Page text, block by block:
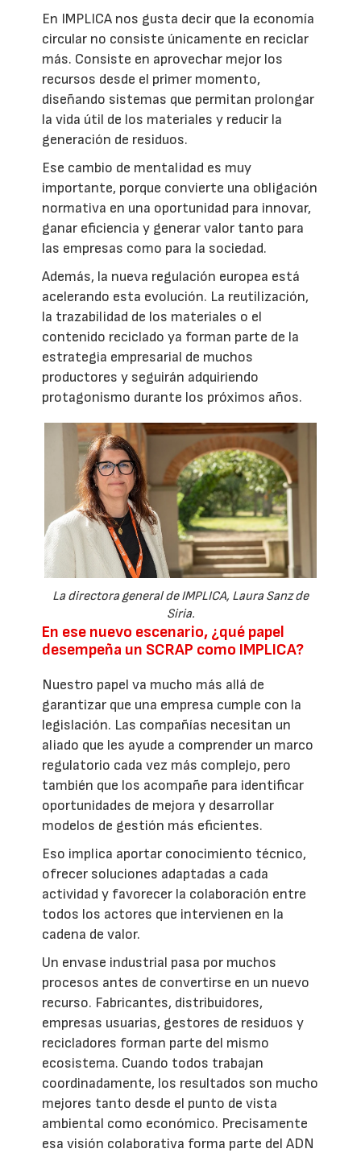
En IMPLICA nos gusta decir que la economía
circular no consiste únicamente en reciclar
más. Consiste en aprovechar mejor los
recursos desde el primer momento,
diseñando sistemas que permitan prolongar
la vida útil de los materiales y reducir la
generación de residuos.
Ese cambio de mentalidad es muy
importante, porque convierte una obligación
normativa en una oportunidad para innovar,
ganar eficiencia y generar valor tanto para
las empresas como para la sociedad.
Además, la nueva regulación europea está
acelerando esta evolución. La reutilización,
la trazabilidad de los materiales o el
contenido reciclado ya forman parte de la
estrategia empresarial de muchos
productores y seguirán adquiriendo
protagonismo durante los próximos años.
La directora general de IMPLICA, Laura Sanz de
Siria.
En ese nuevo escenario, ¿qué papel
desempeña un SCRAP como IMPLICA?
Nuestro papel va mucho más allá de
garantizar que una empresa cumple con la
legislación. Las compañías necesitan un
aliado que les ayude a comprender un marco
regulatorio cada vez más complejo, pero
también que los acompañe para identificar
oportunidades de mejora y desarrollar
modelos de gestión más eficientes.
Eso implica aportar conocimiento técnico,
ofrecer soluciones adaptadas a cada
actividad y favorecer la colaboración entre
todos los actores que intervienen en la
cadena de valor.
Un envase industrial pasa por muchos
procesos antes de convertirse en un nuevo
recurso. Fabricantes, distribuidores,
empresas usuarias, gestores de residuos y
recicladores forman parte del mismo
ecosistema. Cuando todos trabajan
coordinadamente, los resultados son mucho
mejores tanto desde el punto de vista
ambiental como económico. Precisamente
esa visión colaborativa forma parte del ADN